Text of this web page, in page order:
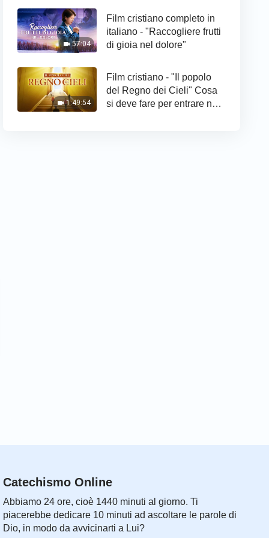
57:04
Film cristiano completo in
italiano - "Raccogliere frutti
di gioia nel dolore"
1:49:54
Film cristiano - "Il popolo
del Regno dei Cieli" Cosa
si deve fare per entrare nel
Catechismo Online
Abbiamo 24 ore, cioè 1440 minuti al giorno. Ti
piacerebbe dedicare 10 minuti ad ascoltare le parole di
Dio, in modo da avvicinarti a Lui?